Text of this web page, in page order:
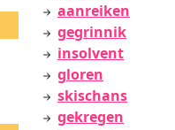
aanreiken
gegrinnik
insolvent
gloren
skischans
gekregen